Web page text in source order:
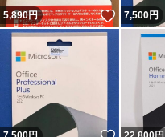
5,890円 いいね！
7,500円